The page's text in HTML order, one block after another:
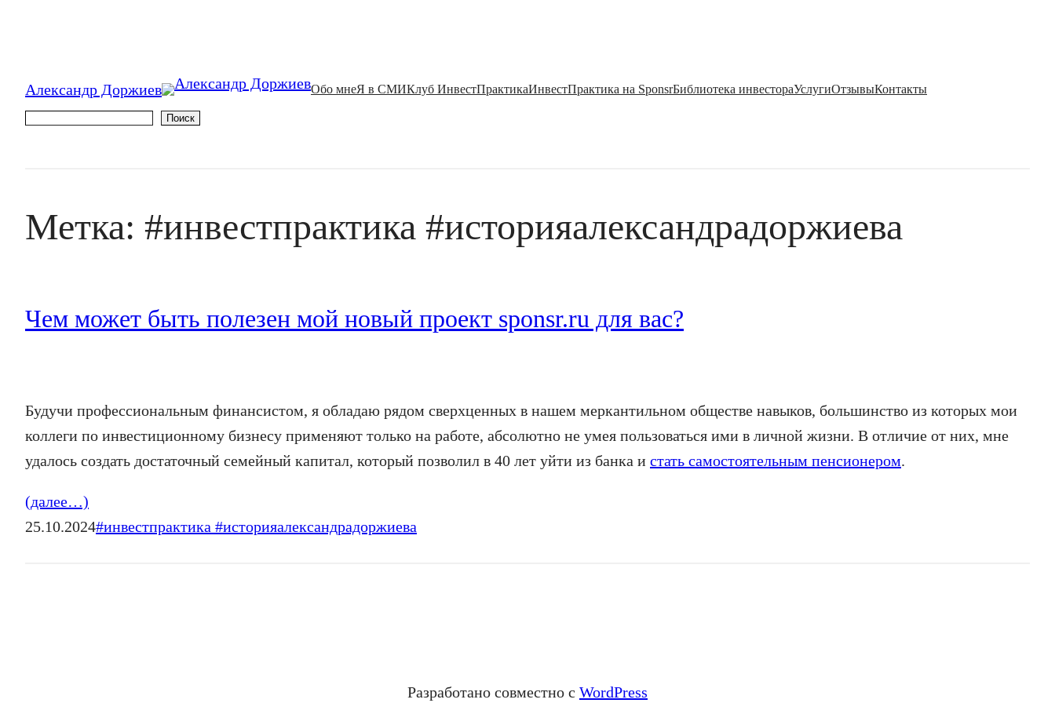
Александр Доржиев
Обо мнеЯ в СМИКлуб ИнвестПрактикаИнвестПрактика на SponsrБиблиотека инвестораУслугиОтзывыКонтакты
Поиск
Метка: #инвестпрактика #историяалександрадоржиева
Чем может быть полезен мой новый проект sponsr.ru для вас?
Будучи профессиональным финансистом, я обладаю рядом сверхценных в нашем меркантильном обществе навыков, большинство из которых мои
коллеги по инвестиционному бизнесу применяют только на работе, абсолютно не умея пользоваться ими в личной жизни. В отличие от них, мне
удалось создать достаточный семейный капитал, который позволил в 40 лет уйти из банка и стать самостоятельным пенсионером.
(далее…)
25.10.2024#инвестпрактика #историяалександрадоржиева
Разработано совместно с WordPress